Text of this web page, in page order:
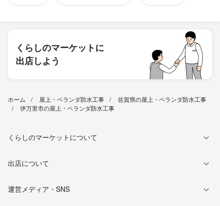
くらしのマーケットに
出店しよう
ホーム 屋上・ベランダ防水工事
佐賀県の屋上・ベランダ防水工事
伊万里市の屋上・ベランダ防水工事
くらしのマーケットについて
出店について
運営メディア・SNS